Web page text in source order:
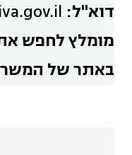
דוא"ל:
מומלץ לחפש
באתר של